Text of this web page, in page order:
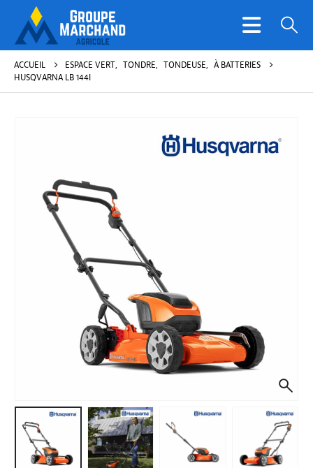
ACCUEIL ESPACE VERT, TONDRE, TONDEUSE, À BATTERIES
HUSQVARNA LB 144I